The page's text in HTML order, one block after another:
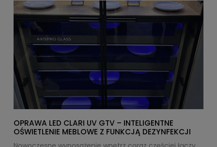
OPRAWA LED CLARI UV GTV – INTELIGENTNE
OŚWIETLENIE MEBLOWE Z FUNKCJĄ DEZYNFEKCJI